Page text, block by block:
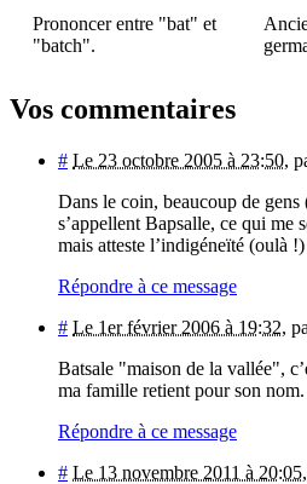
Prononcer entre "bat" et
"batch".
Vos commentaires
# Le 23 octobre 2005 à 23:50,
Dans le coin, beaucoup de
s’appellent Bapsalle, ce qui me
mais atteste l’indigéneïté (oulà
Répondre à ce message
# Le 1er février 2006 à 19:32,
Batsale "maison de la vallée",
ma famille retient pour son nom.
Répondre à ce message
# Le 13 novembre 2011 à 20:05,